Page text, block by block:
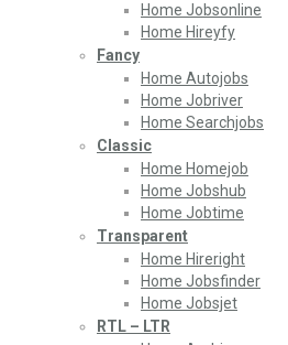
Home Jobsonline
Home Hireyfy
Fancy
Home Autojobs
Home Jobriver
Home Searchjobs
Classic
Home Homejob
Home Jobshub
Home Jobtime
Transparent
Home Hireright
Home Jobsfinder
Home Jobsjet
RTL – LTR